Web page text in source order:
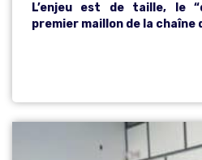
L’enjeu est de taille, le
premier maillon de la chaîne